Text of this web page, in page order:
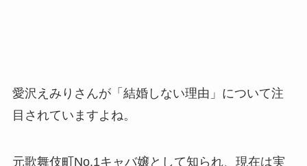
愛沢えみりさんが「結婚しない理由」について注
目されていますよね。
元歌舞伎町No.1キャバ嬢として知られ、現在は実